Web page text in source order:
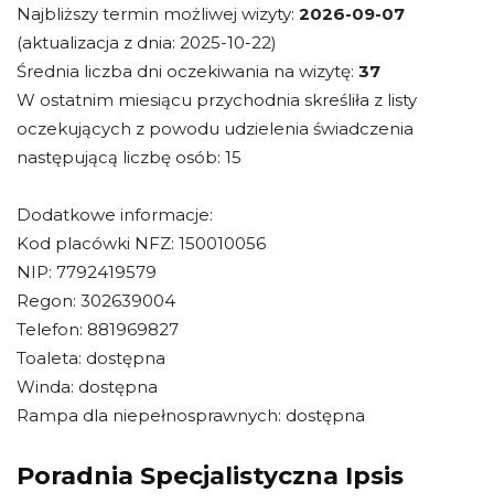
Najbliższy termin możliwej wizyty: 2026-09-07
(aktualizacja z dnia: 2025-10-22)
Średnia liczba dni oczekiwania na wizytę: 37
W ostatnim miesiącu przychodnia skreśliła z listy
oczekujących z powodu udzielenia świadczenia
następującą liczbę osób: 15
Dodatkowe informacje:
Kod placówki NFZ: 150010056
NIP: 7792419579
Regon: 302639004
Telefon: 881969827
Toaleta: dostępna
Winda: dostępna
Rampa dla niepełnosprawnych: dostępna
Poradnia Specjalistyczna Ipsis